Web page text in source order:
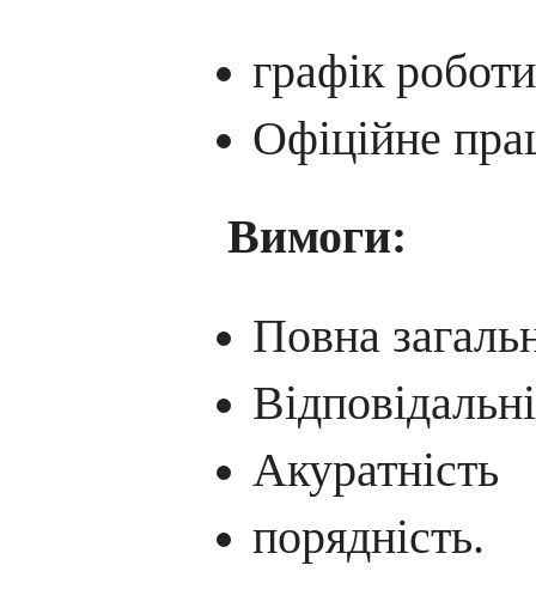
графік
Офіційне
Вимоги:
Повна
Акуратність
порядність.